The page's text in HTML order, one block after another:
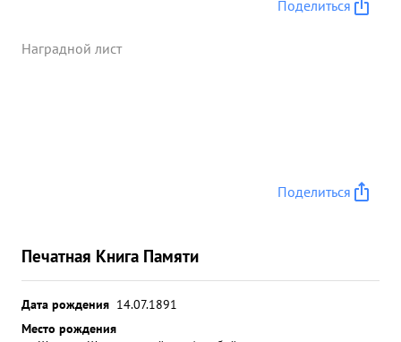
Поделиться
Наградной лист
Поделиться
Печатная Книга Памяти
Дата рождения 14.07.1891
Место рождения